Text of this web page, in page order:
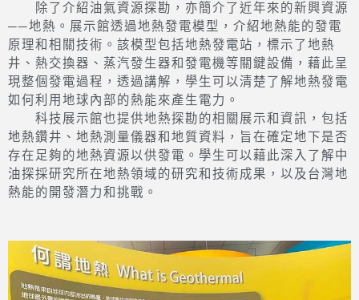
除了介紹油氣資源探勘，亦簡介了近年來的新興資源
──地熱。展示館透過地熱發電模型，介紹地熱能的發電
原理和相關技術。該模型包括地熱發電站，標示了地熱
井、熱交換器、蒸汽發生器和發電機等關鍵設備，藉此呈
現整個發電過程，透過講解，學生可以清楚了解地熱發電
如何利用地球內部的熱能來產生電力。
科技展示館也提供地熱探勘的相關展示和資訊，包括
地熱鑽井、地熱測量儀器和地質資料，旨在確定地下是否
存在足夠的地熱資源以供發電。學生可以藉此深入了解中
油探採研究所在地熱領域的研究和技術成果，以及台灣地
熱能的開發潛力和挑戰。